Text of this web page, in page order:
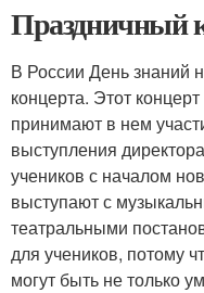
Праздничный
В России День знаний
концерта. Этот
принимают в нем
выступления
учеников с началом
выступают с
театральными
для учеников, потому
могут быть не только